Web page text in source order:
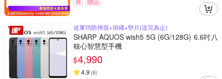
送軍功防摔殼+掛繩+墊片(送完為止)
SHARP AQUOS wish5 5G (6G/128G) 6.6吋八
核心智慧型手機
$4,990
4.9 (6)